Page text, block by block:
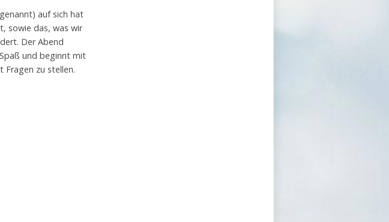
auf sich hat
sowie das, was wir
Der Abend
und beginnt mit
Fragen zu stellen.